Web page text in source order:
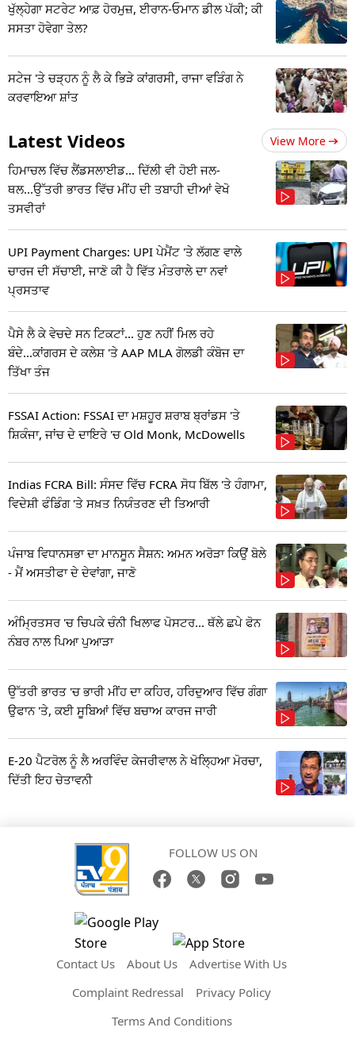
ਖੁੱਲ੍ਹੇਗਾ ਸਟਰੇਟ ਆਫ਼ ਹੋਰਮੁਜ਼, ਈਰਾਨ-ਓਮਾਨ ਡੀਲ ਪੱਕੀ; ਕੀ
ਸਸਤਾ ਹੋਵੇਗਾ ਤੇਲ?
ਸਟੇਜ 'ਤੇ ਚੜ੍ਹਨ ਨੂੰ ਲੈ ਕੇ ਭਿੜੇ ਕਾਂਗਰਸੀ, ਰਾਜਾ ਵੜਿੰਗ ਨੇ
ਕਰਵਾਇਆ ਸ਼ਾਂਤ
Latest Videos View More
ਹਿਮਾਚਲ ਵਿੱਚ ਲੈਂਡਸਲਾਈਡ... ਦਿੱਲੀ ਵੀ ਹੋਈ ਜਲ-
ਥਲ...ਉੱਤਰੀ ਭਾਰਤ ਵਿੱਚ ਮੀਂਹ ਦੀ ਤਬਾਹੀ ਦੀਆਂ ਵੇਖੋ
ਤਸਵੀਰਾਂ
UPI Payment Charges: UPI ਪੇਮੈਂਟ 'ਤੇ ਲੱਗਣ ਵਾਲੇ
ਚਾਰਜ ਦੀ ਸੱਚਾਈ, ਜਾਣੋ ਕੀ ਹੈ ਵਿੱਤ ਮੰਤਰਾਲੇ ਦਾ ਨਵਾਂ
ਪ੍ਰਸਤਾਵ
ਪੈਸੇ ਲੈ ਕੇ ਵੇਚਦੇ ਸਨ ਟਿਕਟਾਂ... ਹੁਣ ਨਹੀਂ ਮਿਲ ਰਹੇ
ਬੰਦੇ...ਕਾਂਗਰਸ ਦੇ ਕਲੇਸ਼ 'ਤੇ AAP MLA ਗੋਲਡੀ ਕੰਬੋਜ ਦਾ
ਤਿੱਖਾ ਤੰਜ
FSSAI Action: FSSAI ਦਾ ਮਸ਼ਹੂਰ ਸ਼ਰਾਬ ਬ੍ਰਾਂਡਸ 'ਤੇ
ਸ਼ਿਕੰਜਾ, ਜਾਂਚ ਦੇ ਦਾਇਰੇ 'ਚ Old Monk, McDowells
Indias FCRA Bill: ਸੰਸਦ ਵਿੱਚ FCRA ਸੋਧ ਬਿੱਲ 'ਤੇ ਹੰਗਾਮਾ,
ਵਿਦੇਸ਼ੀ ਫੰਡਿੰਗ 'ਤੇ ਸਖ਼ਤ ਨਿਯੰਤਰਣ ਦੀ ਤਿਆਰੀ
ਪੰਜਾਬ ਵਿਧਾਨਸਭਾ ਦਾ ਮਾਨਸੂਨ ਸੈਸ਼ਨ: ਅਮਨ ਅਰੋੜਾ ਕਿਉਂ ਬੋਲੇ
- ਮੈਂ ਅਸਤੀਫਾ ਦੇ ਦੇਵਾਂਗਾ, ਜਾਣੋ
ਅੰਮ੍ਰਿਤਸਰ 'ਚ ਚਿਪਕੇ ਚੰਨੀ ਖਿਲਾਫ ਪੋਸਟਰ... ਥੱਲੇ ਛਪੇ ਫੋਨ
ਨੰਬਰ ਨਾਲ ਪਿਆ ਪੁਆੜਾ
ਉੱਤਰੀ ਭਾਰਤ 'ਚ ਭਾਰੀ ਮੀਂਹ ਦਾ ਕਹਿਰ, ਹਰਿਦੁਆਰ ਵਿੱਚ ਗੰਗਾ
ਉਫਾਨ 'ਤੇ, ਕਈ ਸੂਬਿਆਂ ਵਿੱਚ ਬਚਾਅ ਕਾਰਜ ਜਾਰੀ
E-20 ਪੈਟਰੋਲ ਨੂੰ ਲੈ ਅਰਵਿੰਦ ਕੇਜਰੀਵਾਲ ਨੇ ਖੋਲ੍ਹਿਆ ਮੋਰਚਾ,
ਦਿੱਤੀ ਇਹ ਚੇਤਾਵਨੀ
FOLLOW US ON
Contact Us About Us
Advertise With Us
Complaint Redressal
Privacy Policy
Terms And Conditions